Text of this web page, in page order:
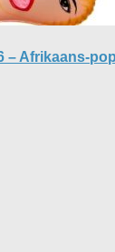
Afrikaans-